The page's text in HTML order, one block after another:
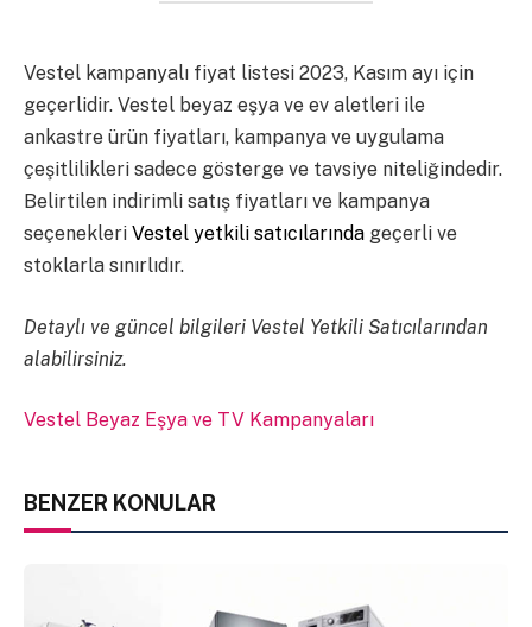
Vestel kampanyalı fiyat listesi 2023, Kasım ayı için
geçerlidir. Vestel beyaz eşya ve ev aletleri ile
ankastre ürün fiyatları, kampanya ve uygulama
çeşitlilikleri sadece gösterge ve tavsiye niteliğindedir.
Belirtilen indirimli satış fiyatları ve kampanya
seçenekleri Vestel yetkili satıcılarında geçerli ve
stoklarla sınırlıdır.
Detaylı ve güncel bilgileri Vestel Yetkili Satıcılarından
alabilirsiniz.
Vestel Beyaz Eşya ve TV Kampanyaları
BENZER KONULAR